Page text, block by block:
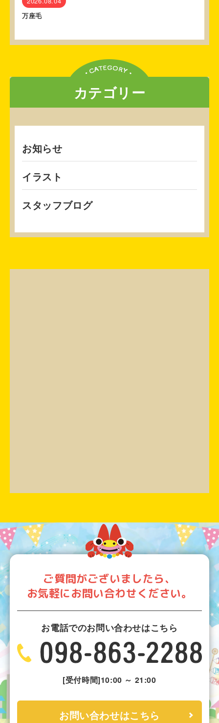
万座毛
カテゴリー
お知らせ
イラスト
スタッフブログ
ご質問がございましたら、
お気軽にお問い合わせください。
お電話でのお問い合わせはこちら
[受付時間]10:00 ～ 21:00
お問い合わせはこちら